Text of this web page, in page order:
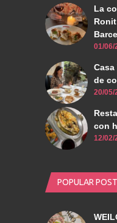
La
01/06/
de
20/05/
con
12/02/
POPULAR